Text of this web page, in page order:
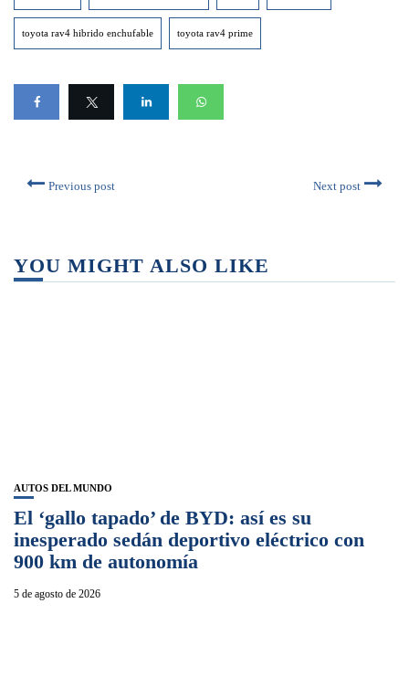
toyota rav4 hibrido enchufable toyota rav4 prime
Previous post Next post
YOU MIGHT ALSO LIKE
AUTOS DEL MUNDO
El ‘gallo tapado’ de BYD: así es su
inesperado sedán deportivo eléctrico con
900 km de autonomía
5 de agosto de 2026